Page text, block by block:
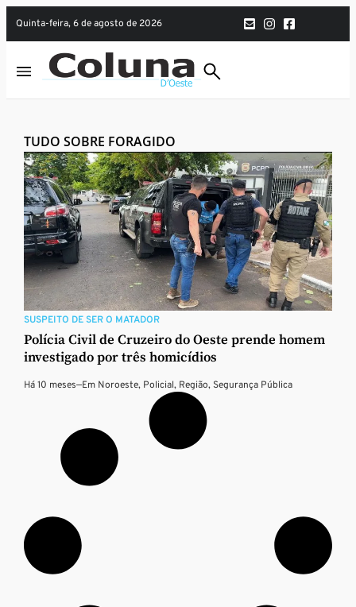
quinta-feira, 6 de agosto de 2026
TUDO SOBRE FORAGIDO
SUSPEITO DE SER O MATADOR
Polícia Civil de Cruzeiro do Oeste prende homem
investigado por três homicídios
Há 10 meses—Em Noroeste, Policial, Região, Segurança Pública